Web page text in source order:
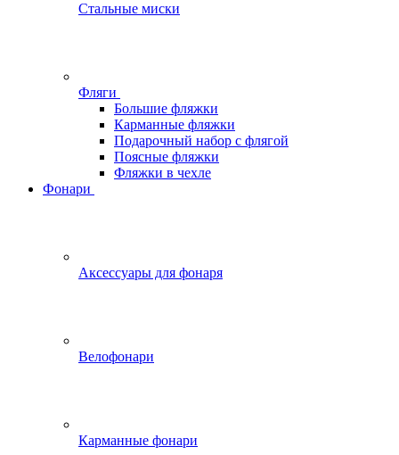
Стальные миски
Фляги
Большие фляжки
Карманные фляжки
Подарочный набор с флягой
Поясные фляжки
Фляжки в чехле
Фонари
Аксессуары для фонаря
Велофонари
Карманные фонари